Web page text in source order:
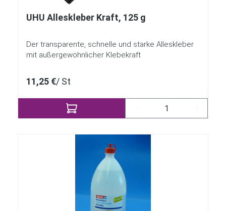
UHU Alleskleber Kraft, 125 g
Der transparente, schnelle und starke Alleskleber
mit außergewöhnlicher Klebekraft
11,25 €/ St
Produkt Anzahl: